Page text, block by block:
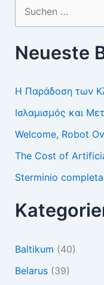
nach:
Neueste
Η Παράδοση των
Ισλαμισμός και
Welcome, Robot
The Cost of
Sterminio
Baltikum (40)
Belarus(39)